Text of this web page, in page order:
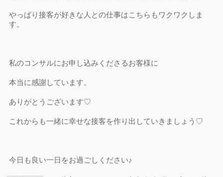
やっぱり接客が好きな人との仕事はこちらもワクワクしま
す。
私のコンサルにお申し込みくださるお客様に
本当に感謝しています。
ありがとうございます♡
これからも一緒に幸せな接客を作り出していきましょう♡
今日も良い一日をお過ごしください♪